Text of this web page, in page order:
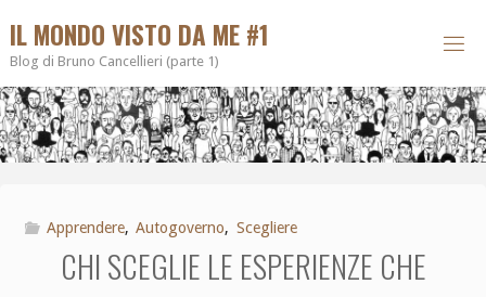
IL MONDO VISTO DA ME #1
Blog di Bruno Cancellieri (parte 1)
Apprendere, Autogoverno, Scegliere
CHI SCEGLIE LE ESPERIENZE CHE